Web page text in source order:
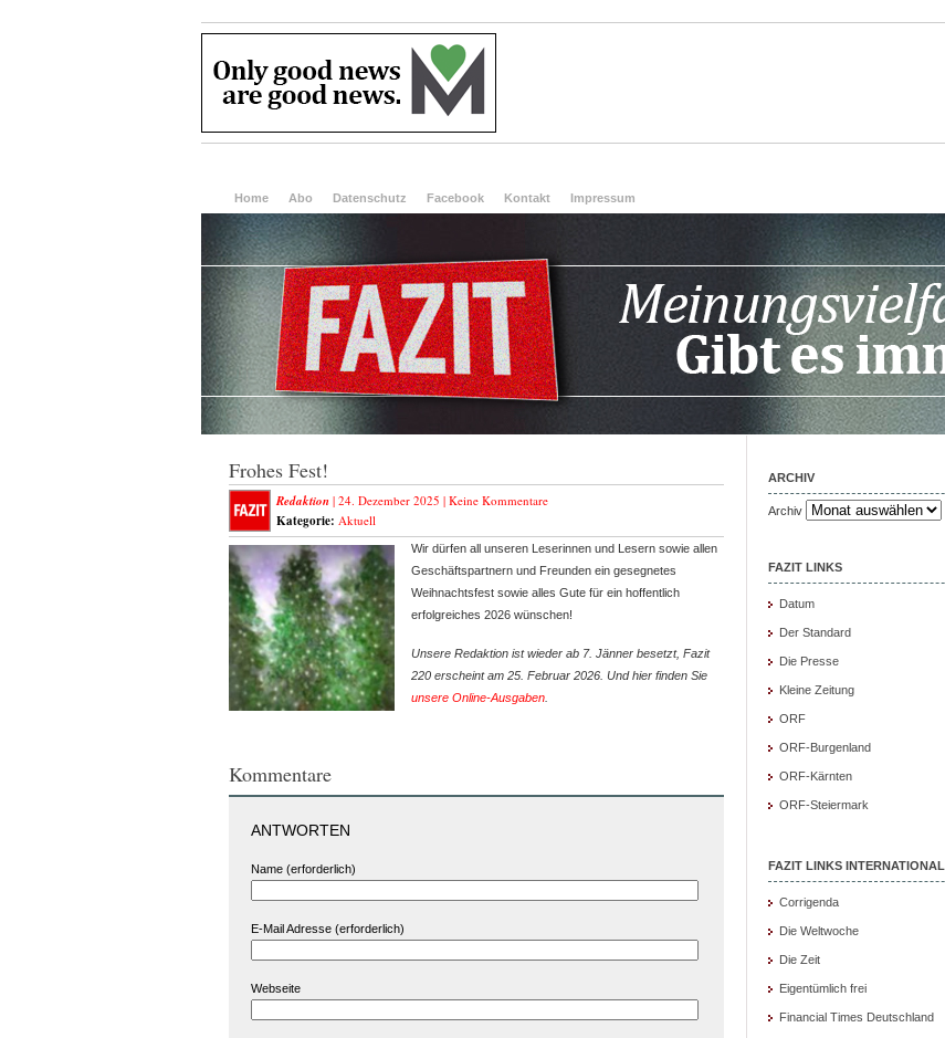
Home Abo Datenschutz Facebook Kontakt Impressum
Frohes Fest!
Redaktion | 24. Dezember 2025 | Keine Kommentare
Kategorie: Aktuell
Wir dürfen all unseren Leserinnen und Lesern sowie allen
Geschäftspartnern und Freunden ein gesegnetes
Weihnachtsfest sowie alles Gute für ein hoffentlich
erfolgreiches 2026 wünschen!
Unsere Redaktion ist wieder ab 7. Jänner besetzt, Fazit
220 erscheint am 25. Februar 2026. Und hier finden Sie
unsere Online-Ausgaben
Kommentare
ANTWORTEN
Name (erforderlich)
E-Mail Adresse (erforderlich)
Webseite
ARCHIV
Archiv
FAZIT LINKS
Datum
Der Standard
Die Presse
Kleine Zeitung
ORF
ORF-Burgenland
ORF-Kärnten
ORF-Steiermark
FAZIT LINKS INTERNATIONAL
Corrigenda
Die Weltwoche
Die Zeit
Eigentümlich frei
Financial Times Deutschland